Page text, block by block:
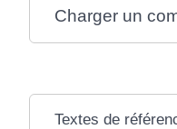
Charger un
Textes de